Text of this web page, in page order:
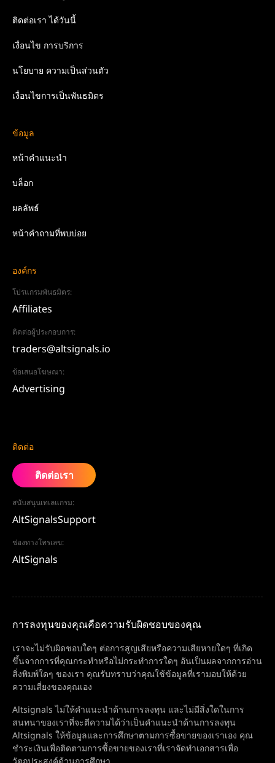
ติดต่อเราได้วันนี้
เงื่อนไข การบริการ
นโยบาย ความเป็นส่วนตัว
เงื่อนไขการเป็นพันธมิตร
ข้อมูล
หน้าคำแนะนำ
บล็อก
ผลลัพธ์
หน้าคำถามที่พบบ่อย
องค์กร
โปรแกรมพันธมิตร:
Affiliates
ติดต่อผู้ประกอบการ:
traders@altsignals.io
ข้อเสนอโฆษณา:
Advertising
ติดต่อ
ติดต่อเรา
สนับสนุนเทเลแกรม:
AltSignalsSupport
ช่องทางโทรเลข:
AltSignals
การลงทุนของคุณคือความรับผิดชอบของคุณ
เราจะไม่รับผิดชอบใดๆ ต่อการสูญเสียหรือความเสียหายใดๆ ที่เกิด
ขึ้นจากการที่คุณกระทำหรือไม่กระทำการใดๆ อันเป็นผลจากการอ่าน
สิ่งพิมพ์ใดๆ ของเรา คุณรับทราบว่าคุณใช้ข้อมูลที่เรามอบให้ด้วย
ความเสี่ยงของคุณเอง
Altsignals ไม่ให้คำแนะนำด้านการลงทุน และไม่มีสิ่งใดในการ
สนทนาของเราที่จะตีความได้ว่าเป็นคำแนะนำด้านการลงทุน
Altsignals ให้ข้อมูลและการศึกษาตามการซื้อขายของเราเอง คุณ
ชำระเงินเพื่อติดตามการซื้อขายของเราที่เราจัดทำเอกสารเพื่อ